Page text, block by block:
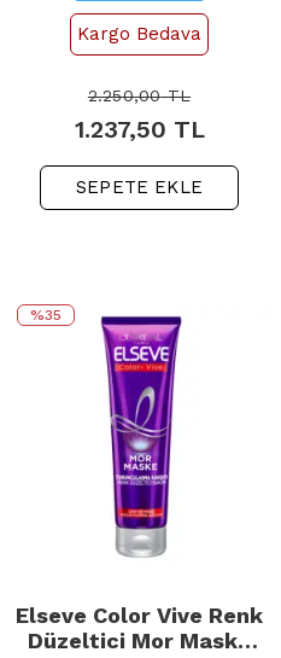
Kargo Bedava
2.250,00TL
1.237,50 TL
SEPETE EKLE
%35
Elseve Color Vive Renk
Düzeltici Mor Maske